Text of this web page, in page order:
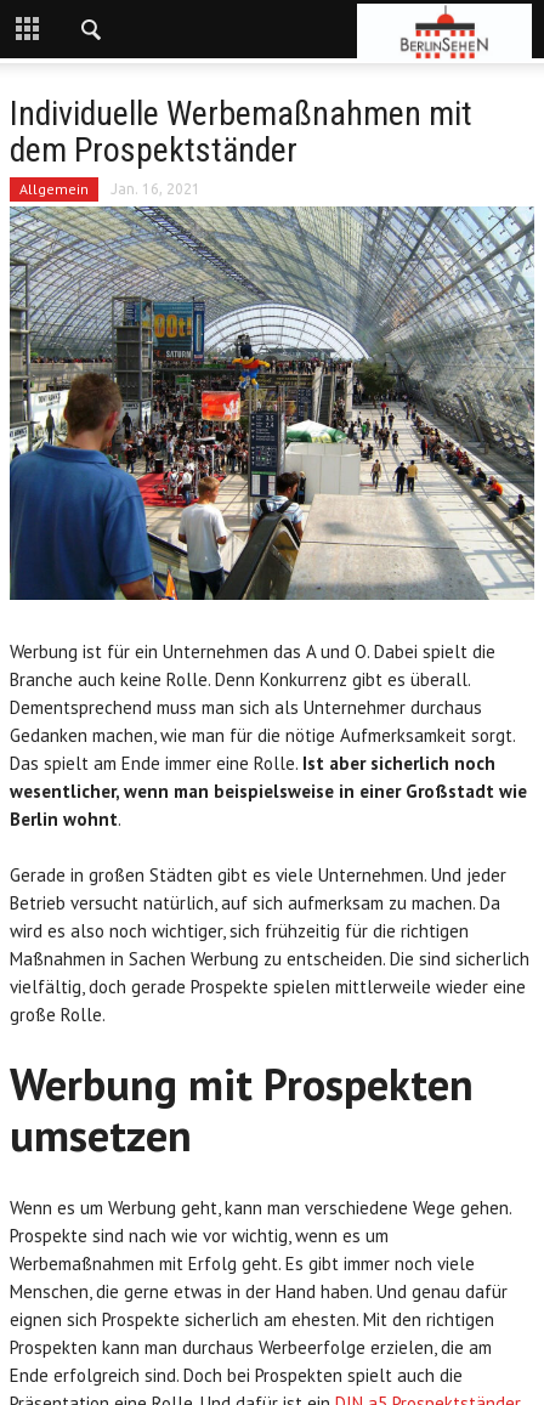
Individuelle Werbemaßnahmen mit
dem Prospektständer
Allgemein Jan. 16, 2021
Werbung ist für ein Unternehmen das A und O. Dabei spielt die
Branche auch keine Rolle. Denn Konkurrenz gibt es überall.
Dementsprechend muss man sich als Unternehmer durchaus
Gedanken machen, wie man für die nötige Aufmerksamkeit sorgt.
Das spielt am Ende immer eine Rolle. Ist aber sicherlich noch
wesentlicher, wenn man beispielsweise in einer Großstadt wie
Berlin wohnt.
Gerade in großen Städten gibt es viele Unternehmen. Und jeder
Betrieb versucht natürlich, auf sich aufmerksam zu machen. Da
wird es also noch wichtiger, sich frühzeitig für die richtigen
Maßnahmen in Sachen Werbung zu entscheiden. Die sind sicherlich
vielfältig, doch gerade Prospekte spielen mittlerweile wieder eine
große Rolle.
Werbung mit Prospekten
umsetzen
Wenn es um Werbung geht, kann man verschiedene Wege gehen.
Prospekte sind nach wie vor wichtig, wenn es um
Werbemaßnahmen mit Erfolg geht. Es gibt immer noch viele
Menschen, die gerne etwas in der Hand haben. Und genau dafür
eignen sich Prospekte sicherlich am ehesten. Mit den richtigen
Prospekten kann man durchaus Werbeerfolge erzielen, die am
Ende erfolgreich sind. Doch bei Prospekten spielt auch die